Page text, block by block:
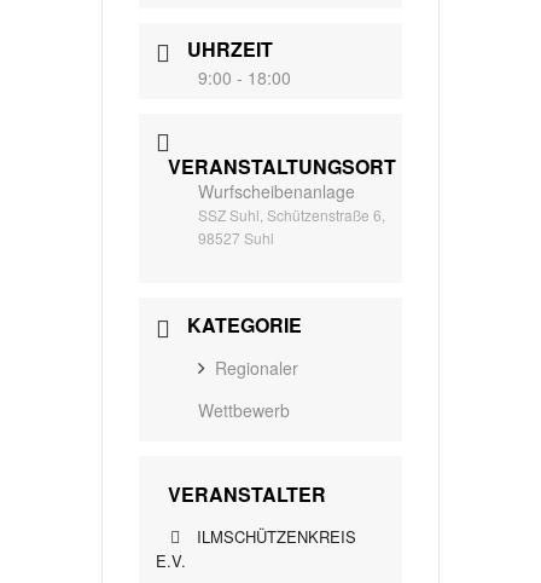
UHRZEIT
9:00 - 18:00
VERANSTALTUNGSORT
Wurfscheibenanlage
SSZ Suhl, Schützenstraße 6,
98527 Suhl
KATEGORIE
Regionaler
Wettbewerb
VERANSTALTER
ILMSCHÜTZENKREIS
E.V.